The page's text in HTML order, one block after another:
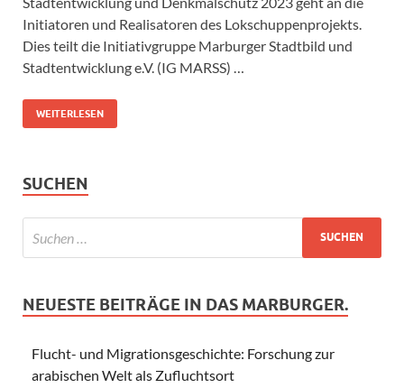
Initiatoren und Realisatoren des Lokschuppenprojekts.
Dies teilt die Initiativgruppe Marburger Stadtbild und
Stadtentwicklung e.V. (IG MARSS) …
WEITERLESEN
SUCHEN
NEUESTE BEITRÄGE IN DAS MARBURGER.
Flucht- und Migrationsgeschichte: Forschung zur
arabischen Welt als Zufluchtsort